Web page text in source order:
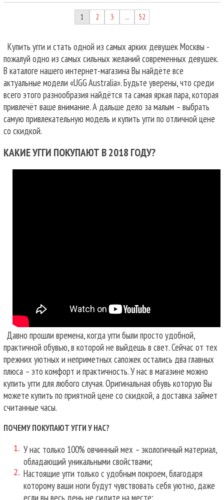
1 2 3 … 52
Купить угги и стать одной из самых арких девушек Москвы -
пожалуй одно из самых сильных желаний современных девушек.
В каталоге нашего интернет-магазина Вы найдёте все
актуальные модели «UGG Australia». Будьте уверены, что среди
всего этого разнообразия найдётся та самая яркая пара, которая
привлечёт ваше внимание. А дальше дело за малым – выбрать
самую привлекательную модель и купить угги по отличной цене
со скидкой.
КАКИЕ УГГИ ПОКУПАЮТ В 2018 ГОДУ?
Давно прошли времена, когда угги были просто удобной,
практичной обувью, в которой не выйдешь в свет. Сейчас от тех
прежних уютных и неприметных сапожек остались два главных
плюса – это комфорт и практичность. У нас в магазине можно
купить угги для любого случая.Оригинальная обувь которую Вы
можете купить по приятной цене со скидкой, а доставка займет
считанные часы.
ПОЧЕМУ ПОКУПАЮТ УГГИ У НАС?
У нас только 100% овчинный мех – экологичный материал,
обладающий уникальными свойствами;
Настоящие угги только с удобным покроем, благодаря
которому ваши ноги будут чувствовать себя уютно, даже
если вы весь день не сидите на месте;